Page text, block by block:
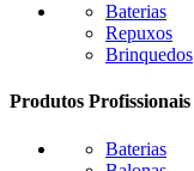
Baterias
Repuxos
Brinquedos
Produtos Profissionais
Baterias